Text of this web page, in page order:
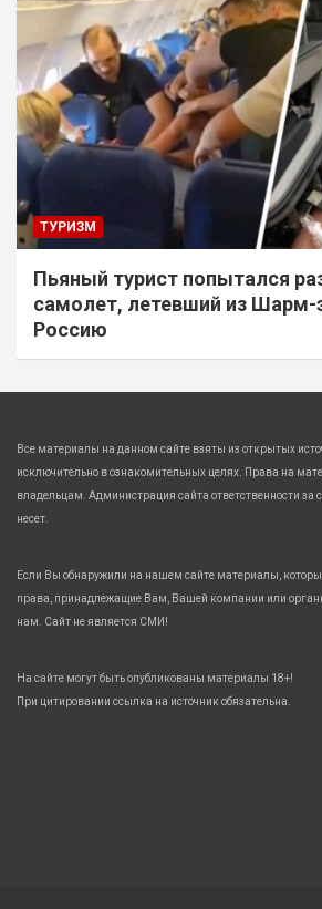
ТУРИЗМ
Пьяный турист попытался
самолет, летевший из
Россию
Все материалы на данном сайте взяты из открытых
исключительно в ознакомительных целях. Права на
владельцам. Администрация сайта ответственности за
несет.
Если Вы обнаружили на нашем сайте материалы,
права, принадлежащие Вам, Вашей компании или
нам. Сайт не является СМИ!
На сайте могут быть опубликованы материалы 18+!
При цитировании ссылка на источник обязательна.